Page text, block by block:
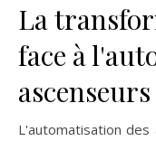
La
face à
ascenseurs
L'automatisation des